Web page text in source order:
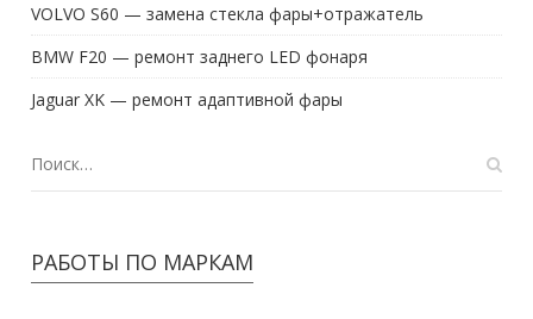
VOLVO S60 — замена стекла фары+отражатель
BMW F20 — ремонт заднего LED фонаря
Jaguar XK — ремонт адаптивной фары
РАБОТЫ ПО МАРКАМ